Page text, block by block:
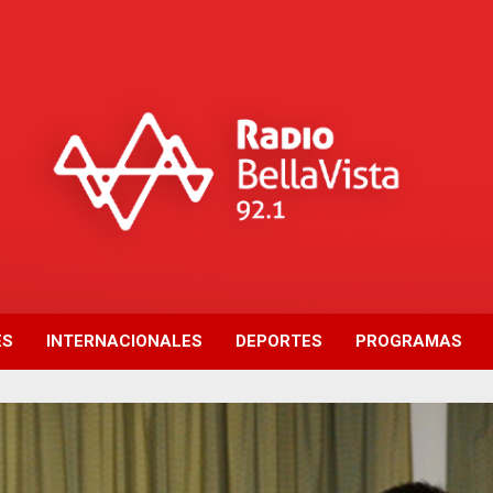
INTERNACIONALES DEPORTES PROGRAMAS